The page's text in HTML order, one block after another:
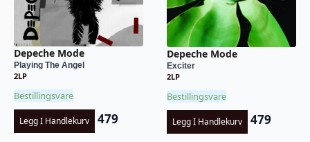
Depeche Mode
Playing The Angel
2LP
Bestillingsvare
Legg I Handlekurv 479
Depeche Mode
Exciter
2LP
Bestillingsvare
Legg I Handlekurv 479